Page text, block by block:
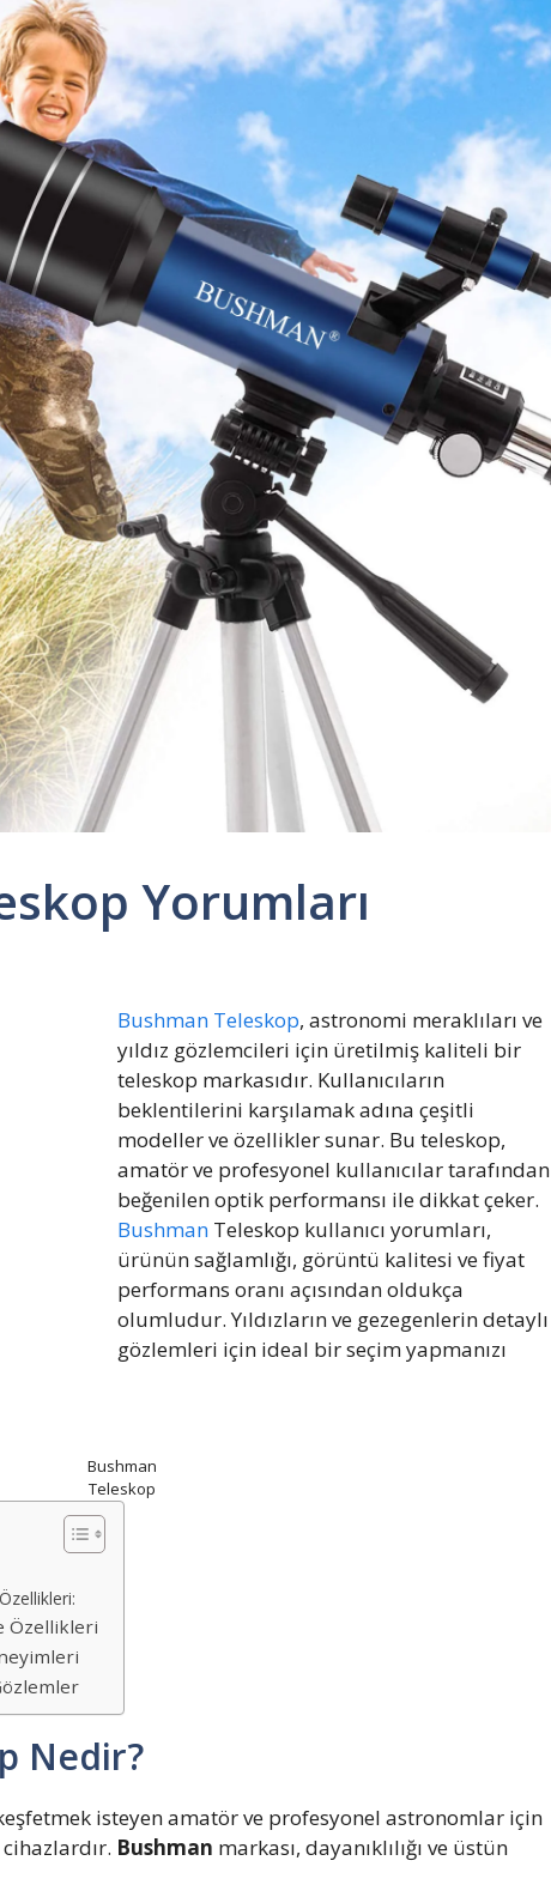
Yorumları
Bushman Teleskop, astronomi meraklıları ve
yıldız gözlemcileri için üretilmiş kaliteli bir
teleskop markasıdır. Kullanıcıların
beklentilerini karşılamak adına çeşitli
modeller ve özellikler sunar. Bu teleskop,
amatör ve profesyonel kullanıcılar tarafından
beğenilen optik performansı ile dikkat çeker.
Bushman Teleskop kullanıcı yorumları,
ürünün sağlamlığı, görüntü kalitesi ve fiyat
performans oranı açısından oldukça
olumludur. Yıldızların ve gezegenlerin detaylı
gözlemleri için ideal bir seçim yapmanızı
Bushman
Teleskop
Özellikleri
Nedir?
isteyen amatör ve profesyonel astronomlar için
Bushman markası, dayanıklılığı ve üstün